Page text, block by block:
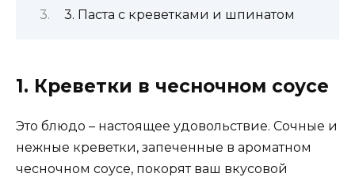
3. Паста с креветками и шпинатом
1. Креветки в чесночном соусе
Это блюдо – настоящее удовольствие. Сочные и
нежные креветки, запеченные в ароматном
чесночном соусе, покорят ваш вкусовой